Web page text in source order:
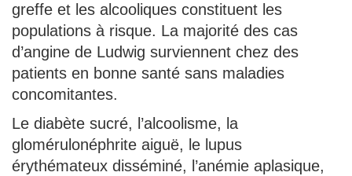
greffe et les alcooliques constituent les
populations à risque. La majorité des cas
d’angine de Ludwig surviennent chez des
patients en bonne santé sans maladies
concomitantes.
Le diabète sucré, l’alcoolisme, la
glomérulonéphrite aiguë, le lupus
érythémateux disséminé, l’anémie aplasique,